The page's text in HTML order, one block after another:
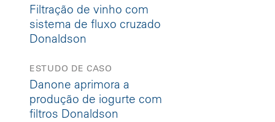
Filtração de vinho com
sistema de fluxo cruzado
Donaldson
ESTUDO DE CASO
Danone aprimora a
produção de iogurte com
filtros Donaldson